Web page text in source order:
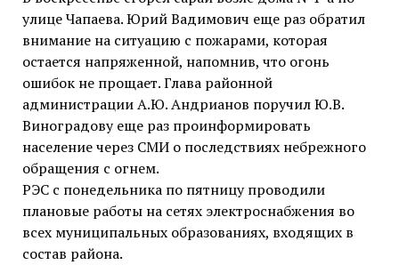
улице Чапаева. Юрий Вадимович еще раз обратил
внимание на ситуацию с пожарами, которая
остается напряженной, напомнив, что огонь
ошибок не прощает. Глава районной
администрации А.Ю. Андрианов поручил Ю.В.
Виноградову еще раз проинформировать
население через СМИ о последствиях небрежного
обращения с огнем.
РЭС с понедельника по пятницу проводили
плановые работы на сетях электроснабжения во
всех муниципальных образованиях, входящих в
состав района.